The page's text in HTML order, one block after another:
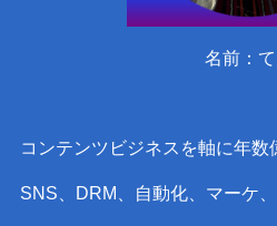
名前：
コンテンツビジネスを軸に年数
SNS、DRM、自動化、マーケ、